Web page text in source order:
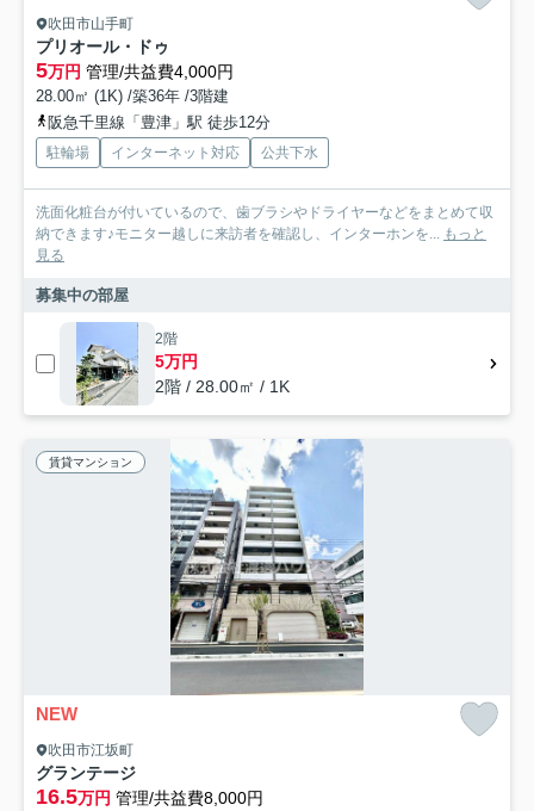
吹田市山手町
プリオール・ドゥ
5万円 管理/共益費4,000円
28.00㎡ (1K) /築36年 /3階建
阪急千里線「豊津」駅 徒歩12分
駐輪場 インターネット対応 公共下水
洗面化粧台が付いているので、歯ブラシやドライヤーなどをまとめて収
納できます♪モニター越しに来訪者を確認し、インターホンを... もっと
見る
募集中の部屋
2階
5万円
2階 / 28.00㎡ / 1K
賃貸マンション
NEW
吹田市江坂町
グランテージ
16.5万円 管理/共益費8,000円